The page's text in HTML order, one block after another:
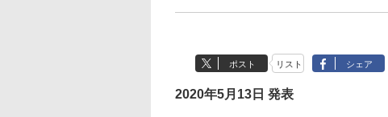
ポスト リスト シェア
2020年5月13日 発表